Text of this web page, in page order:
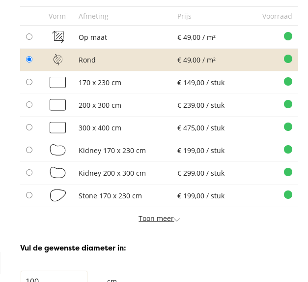
Vorm Afmeting Prijs Voorraad
Op maat € 49,00 / m²
Rond € 49,00 / m²
170 x 230 cm € 149,00 / stuk
200 x 300 cm € 239,00 / stuk
300 x 400 cm € 475,00 / stuk
Kidney 170 x 230 cm € 199,00 / stuk
Kidney 200 x 300 cm € 299,00 / stuk
Stone 170 x 230 cm € 199,00 / stuk
Toon meer
Vul de gewenste diameter in: